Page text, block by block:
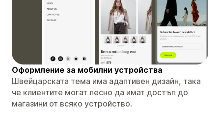
Оформление за мобилни устройства
Швейцарската тема има адаптивен дизайн, така
че клиентите могат лесно да имат достъп до
магазини от всяко устройство.